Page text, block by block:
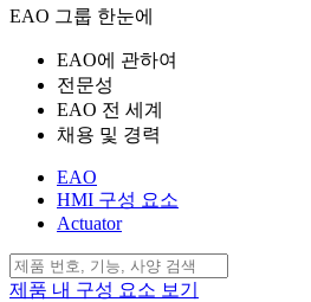
EAO 그룹 한눈에
EAO에 관하여
전문성
EAO 전 세계
채용 및 경력
EAO
HMI 구성 요소
Actuator
제품 내 구성 요소 보기